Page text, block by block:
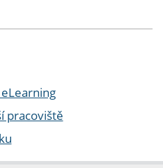
pracoviště